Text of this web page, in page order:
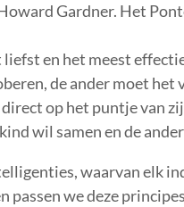
Gardner. Het
en het meest
de ander moet het
op het puntje van
wil samen en de
waarvan elk
we deze